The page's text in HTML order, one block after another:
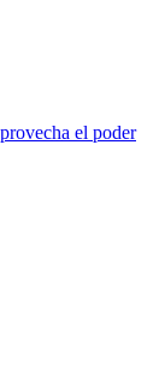
el poder